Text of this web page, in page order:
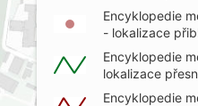
Encyklopedie
- lokalizace
Encyklopedie
lokalizace
Encyklopedie